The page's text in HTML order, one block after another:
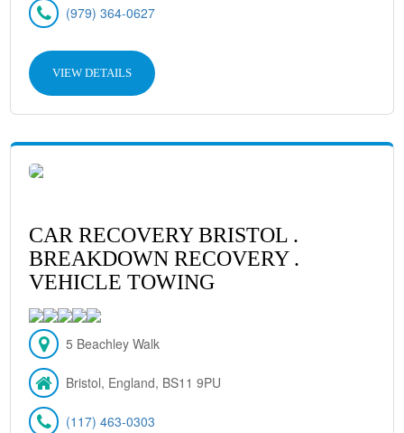
(979) 364-0627
VIEW DETAILS
CAR RECOVERY BRISTOL .
BREAKDOWN RECOVERY .
VEHICLE TOWING
5 Beachley Walk
Bristol, England, BS11 9PU
(117) 463-0303